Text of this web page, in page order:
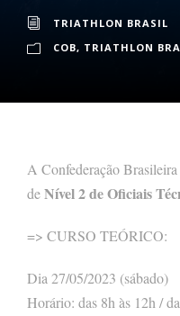
TRIATHLON BRASIL
COB, TRIATHLON
A Confederação
deNível 2 de Oficiais
=> CURSO TEÓRICO:
Dia 27/05/2023 (sábado)
Horário: das 8h às 12h /